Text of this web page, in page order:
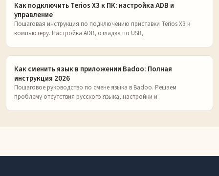
Как подключить Terios X3 к ПК: настройка ADB и
управление
Пошаговая инструкция по подключению приставки Terios X3 к
компьютеру. Настройка ADB, отладка по USB,
Как сменить язык в приложении Badoo: Полная
инструкция 2026
Пошаговое руководство по смене языка в Badoo. Решаем
проблему отсутствия русского языка, настройки и